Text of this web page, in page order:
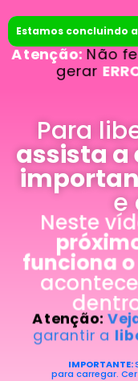
Estamos concluindo
Atenção:Não
gerar
Para
assista a
e
Neste
funciona
Atenção:
garantir a
IMPORTANTE:
para carregar.